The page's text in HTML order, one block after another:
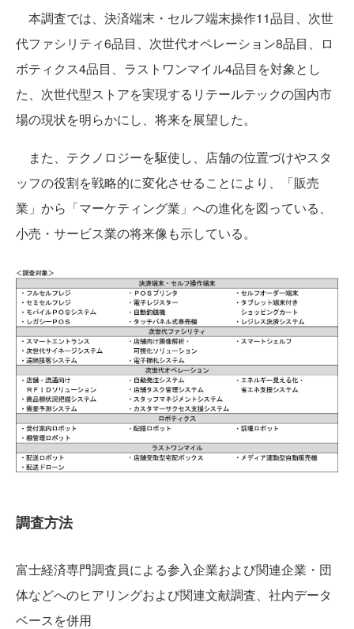
本調査では、決済端末・セルフ端末操作11品目、次世
代ファシリティ6品目、次世代オペレーション8品目、ロ
ボティクス4品目、ラストワンマイル4品目を対象とし
た、次世代型ストアを実現するリテールテックの国内市
場の現状を明らかにし、将来を展望した。
また、テクノロジーを駆使し、店舗の位置づけやスタ
ッフの役割を戦略的に変化させることにより、「販売
業」から「マーケティング業」への進化を図っている、
小売・サービス業の将来像も示している。
調査方法
富士経済専門調査員による参入企業および関連企業・団
体などへのヒアリングおよび関連文献調査、社内データ
ベースを併用